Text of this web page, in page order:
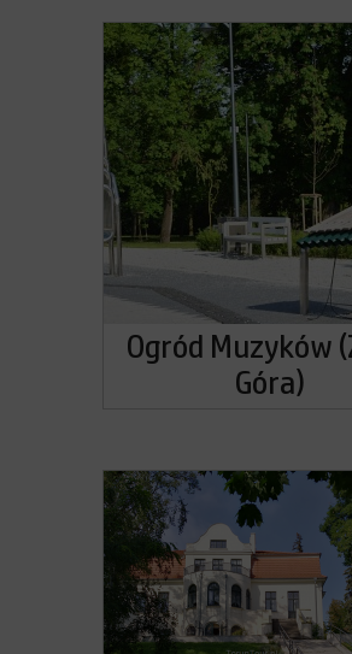
Ogród Muzyków
Góra)